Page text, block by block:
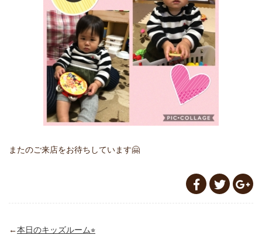
またのご来店をお待ちしています🤗
←本日のキッズルーム⭐︎